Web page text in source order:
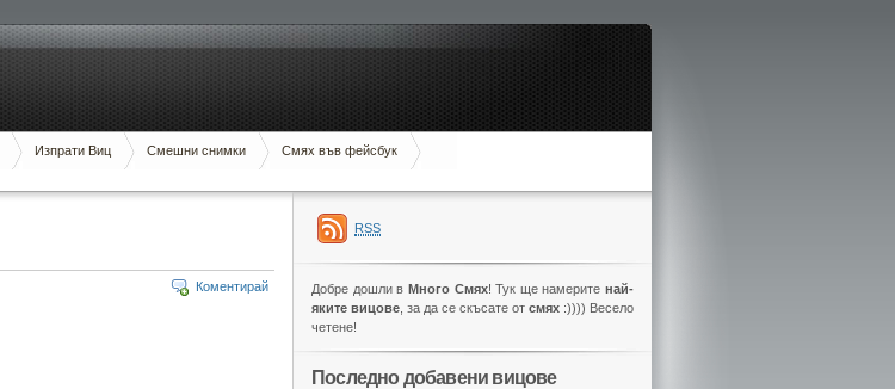
Изпрати Виц Смешни снимки Смях във фейсбук
Коментирай
RSS
Добре дошли в Много Смях! Тук ще намерите най-
яките вицове , за да се скъсате от смях :)))) Весело
четене!
Последно добавени вицове